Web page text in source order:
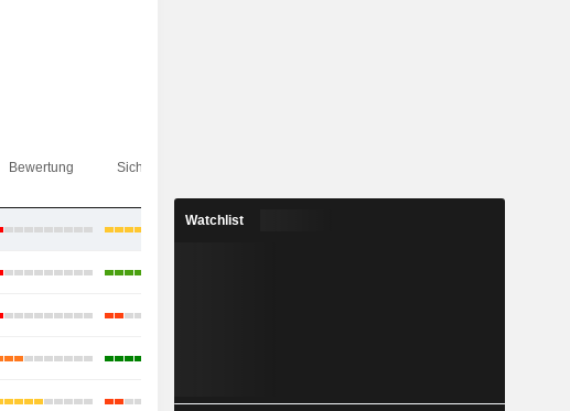
Bewertung Sichtbarkeit
Watchlist